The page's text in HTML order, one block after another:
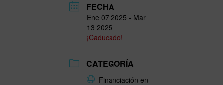
FECHA
Ene 07 2025 - Mar
13 2025
¡Caducado!
CATEGORÍA
Financiación en